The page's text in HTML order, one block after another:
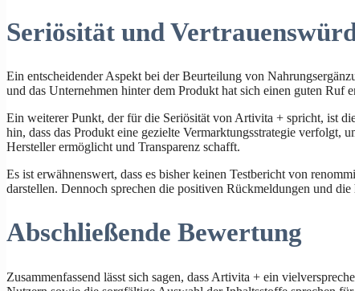
Seriösität und
Ein entscheidender Aspekt bei der Beurteilung von
und das Unternehmen hinter dem Produkt hat sich einen guten Ruf
Ein weiterer Punkt, der für die Seriösität von Artivita + spricht, ist
hin, dass das Produkt eine gezielte Vermarktungsstrategie
Hersteller ermöglicht und Transparenz schafft.
Es ist erwähnenswert, dass es bisher keinen Testbericht von
darstellen. Dennoch sprechen die positiven Rückmeldungen und
Abschließende Bewertung
Zusammenfassend lässt sich sagen, dass Artivita + ein